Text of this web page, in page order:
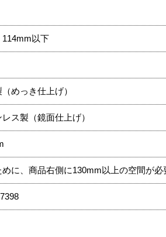
以下
めっき仕上げ）
ス製（鏡面仕上げ）
に、商品右側に130mm以上の空間が必